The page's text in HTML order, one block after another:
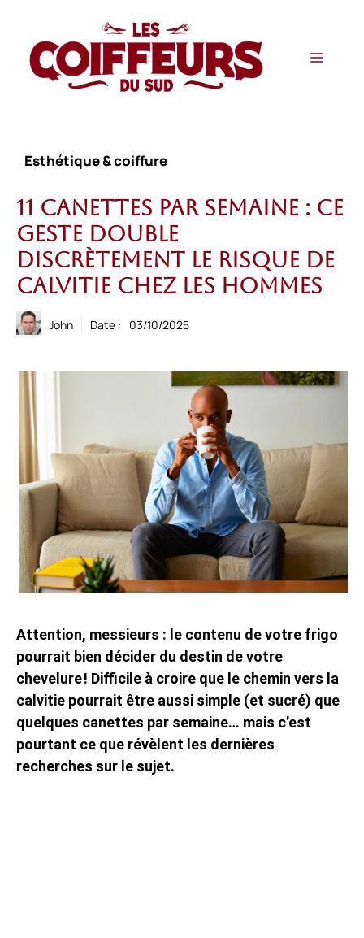
contenu
Menu
Esthétique & coiffure
11 canettes par semaine : ce
geste double
discrètement le risque de
calvitie chez les hommes
John Date : 03/10/2025
Attention, messieurs : le contenu de votre frigo
pourrait bien décider du destin de votre
chevelure ! Difficile à croire que le chemin vers la
calvitie pourrait être aussi simple (et sucré) que
quelques canettes par semaine… mais c’est
pourtant ce que révèlent les dernières
recherches sur le sujet.